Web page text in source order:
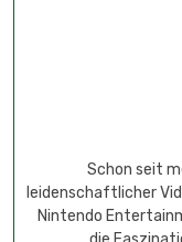
Schon seit
leidenschaftlicher
Nintendo